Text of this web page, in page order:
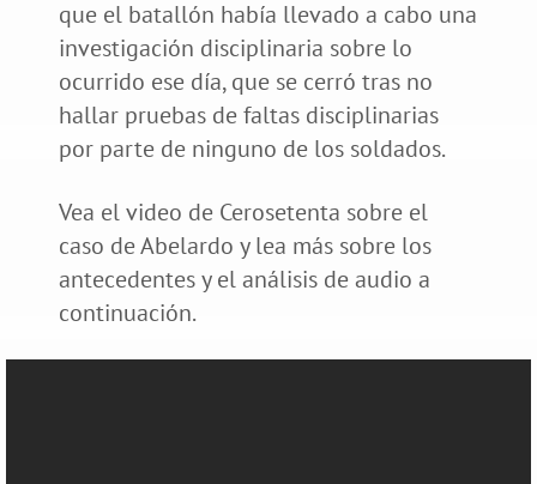
que el batallón había llevado a cabo una
investigación disciplinaria sobre lo
ocurrido ese día, que se cerró tras no
hallar pruebas de faltas disciplinarias
por parte de ninguno de los soldados.
Vea el video de Cerosetenta sobre el
caso de Abelardo y lea más sobre los
antecedentes y el análisis de audio a
continuación.